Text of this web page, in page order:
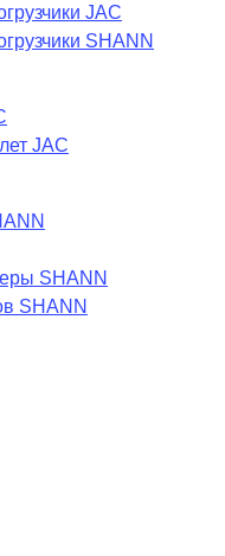
JAC
SHANN
JAC
SHANN
SHANN